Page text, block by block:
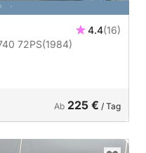
4.4(16)
Motorboot Spitsgatter Master 740 72PS(1984)
Ab 225 € / Tag